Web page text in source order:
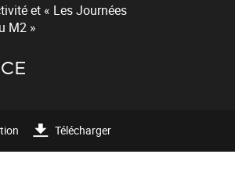
et « Les Journées
M2 »
Télécharger